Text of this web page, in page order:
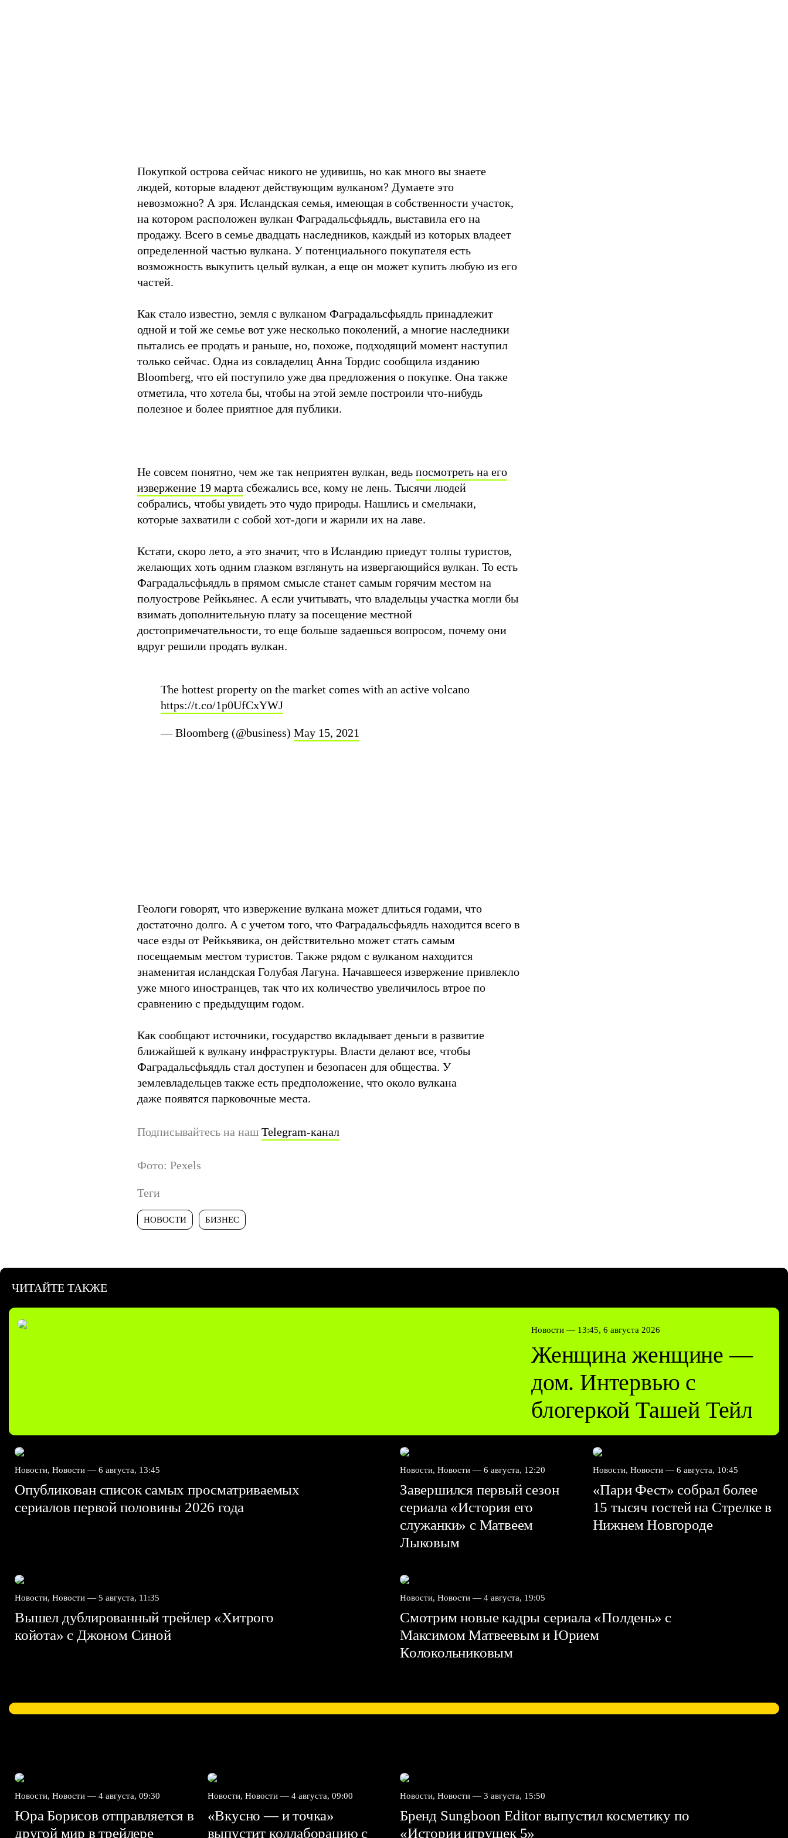
Покупкой острова сейчас никого не удивишь, но как много вы знаете
людей, которые владеют действующим вулканом? Думаете это
невозможно? А зря. Исландская семья, имеющая в собственности участок,
на котором расположен вулкан Фаградальсфьядль, выставила его на
продажу. Всего в семье двадцать наследников, каждый из которых владеет
определенной частью вулкана. У потенциального покупателя есть
возможность выкупить целый вулкан, а еще он может купить любую из его
частей.
Как стало известно, земля с вулканом Фаградальсфьядль принадлежит
одной и той же семье вот уже несколько поколений, а многие наследники
пытались ее продать и раньше, но, похоже, подходящий момент наступил
только сейчас. Одна из совладелиц Анна Тордис сообщила изданию
Bloomberg, что ей поступило уже два предложения о покупке. Она также
отметила, что хотела бы, чтобы на этой земле построили что-нибудь
полезное и более приятное для публики.
Не совсем понятно, чем же так неприятен вулкан, ведь посмотреть на его
извержение 19 марта сбежались все, кому не лень. Тысячи людей
собрались, чтобы увидеть это чудо природы. Нашлись и смельчаки,
которые захватили с собой хот-доги и жарили их на лаве.
Кстати, скоро лето, а это значит, что в Исландию приедут толпы туристов,
желающих хоть одним глазком взглянуть на извергающийся вулкан. То есть
Фаградальсфьядль в прямом смысле станет самым горячим местом на
полуострове Рейкьянес. А если учитывать, что владельцы участка могли бы
взимать дополнительную плату за посещение местной
достопримечательности, то еще больше задаешься вопросом, почему они
вдруг решили продать вулкан.
The hottest property on the market comes with an active volcano
https://t.co/1p0UfCxYWJ
— Bloomberg (@business) May 15, 2021
Геологи говорят, что извержение вулкана может длиться годами, что
достаточно долго. А с учетом того, что Фаградальсфьядль находится всего в
часе езды от Рейкьявика, он действительно может стать самым
посещаемым местом туристов. Также рядом с вулканом находится
знаменитая исландская Голубая Лагуна. Начавшееся извержение привлекло
уже много иностранцев, так что их количество увеличилось втрое по
сравнению с предыдущим годом.
Как сообщают источники, государство вкладывает деньги в развитие
ближайшей к вулкану инфраструктуры. Власти делают все, чтобы
Фаградальсфьядль стал доступен и безопасен для общества. У
землевладельцев также есть предположение, что около вулкана
даже появятся парковочные места.
Подписывайтесь на наш Telegram-канал
Фото: Pexels
Теги
НОВОСТИ БИЗНЕС
ЧИТАЙТЕ ТАКЖЕ
Новости — 13:45, 6 августа 2026
Женщина женщине —
дом. Интервью с
блогеркой Ташей Тейл
Новости, Новости — 6 августа, 13:45
Опубликован список самых просматриваемых
сериалов первой половины 2026 года
Новости, Новости — 6 августа, 12:20
Завершился первый сезон
сериала «История его
служанки» с Матвеем
Лыковым
Новости, Новости — 6 августа, 10:45
«Пари Фест» собрал более
15 тысяч гостей на Стрелке в
Нижнем Новгороде
Новости, Новости — 5 августа, 11:35
Вышел дублированный трейлер «Хитрого
койота» с Джоном Синой
Новости, Новости — 4 августа, 19:05
Смотрим новые кадры сериала «Полдень» с
Максимом Матвеевым и Юрием
Колокольниковым
Новости, Новости — 4 августа, 09:30
Юра Борисов отправляется в
другой мир в трейлере
Новости, Новости — 4 августа, 09:00
«Вкусно — и точка»
выпустит коллаборацию с
Новости, Новости — 3 августа, 15:50
Бренд Sungboon Editor выпустил косметику по
«Истории игрушек 5»